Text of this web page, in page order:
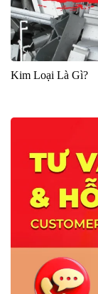
Kim Loại Là Gì?